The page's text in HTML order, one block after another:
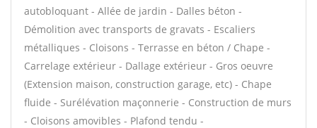
autobloquant - Allée de jardin - Dalles béton -
Démolition avec transports de gravats - Escaliers
métalliques - Cloisons - Terrasse en béton / Chape -
Carrelage extérieur - Dallage extérieur - Gros oeuvre
(Extension maison, construction garage, etc) - Chape
fluide - Surélévation maçonnerie - Construction de murs
- Cloisons amovibles - Plafond tendu -